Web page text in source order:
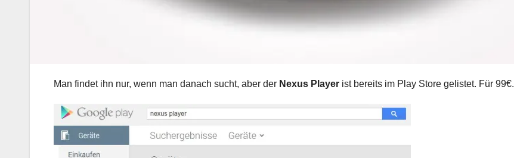
Man findet ihn nur, wenn man danach sucht, aber der Nexus Player ist bereits im Play Store gelistet. Für 99€.